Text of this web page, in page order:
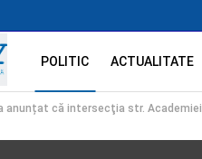
POLITIC ACTUALITATE
anunțat că intersecţia str.